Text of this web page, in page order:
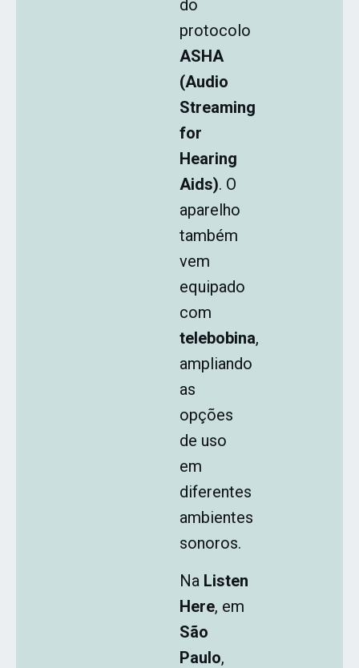
do
protocolo
ASHA
(Audio
Streaming
for
Hearing
Aids). O
aparelho
também
vem
equipado
com
telebobina,
ampliando
as
opções
de uso
em
diferentes
ambientes
sonoros.
Na Listen
Here, em
São
Paulo,